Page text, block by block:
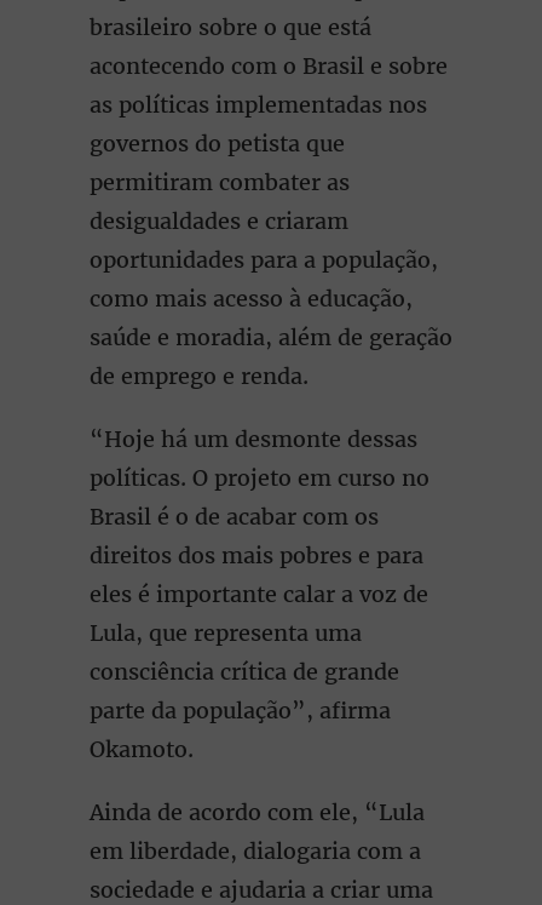
brasileiro sobre o que está
acontecendo com o Brasil e sobre
as políticas implementadas nos
governos do petista que
permitiram combater as
desigualdades e criaram
oportunidades para a população,
como mais acesso à educação,
saúde e moradia, além de geração
de emprego e renda.
“Hoje há um desmonte dessas
políticas. O projeto em curso no
Brasil é o de acabar com os
direitos dos mais pobres e para
eles é importante calar a voz de
Lula, que representa uma
consciência crítica de grande
parte da população”, afirma
Okamoto.
Ainda de acordo com ele, “Lula
em liberdade, dialogaria com a
sociedade e ajudaria a criar uma